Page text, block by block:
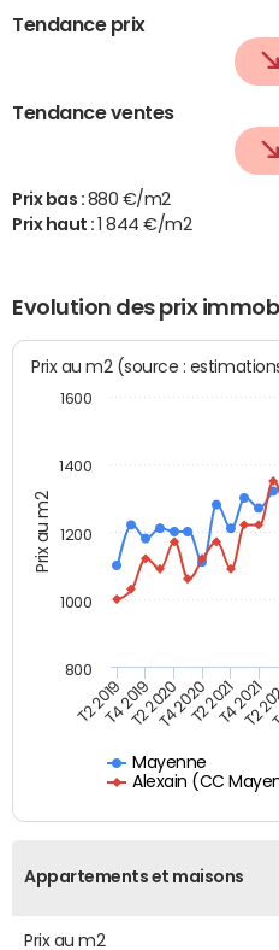
Tendance prix
Tendance ventes
Prix bas : 880 €/m2
Prix haut :
1 844 €/m2
Evolution des prix
Prix au m2
Prix au m2 (source :
Mayenne
Alexain (CC
T2 2019T4 2019T2 2020T4 2020T2 2021T4 2021
T2
800
1000
1200
1400
1600
Appartements et maisons
Prix au m2